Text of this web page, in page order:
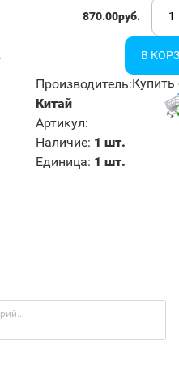
870.00руб.
Производитель:
Китай
Артикул:
Наличие: 1 шт.
Единица: 1 шт.
Купить